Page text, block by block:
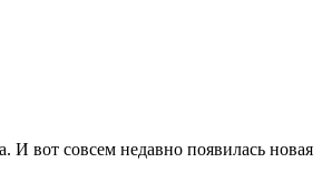
И вот совсем недавно появилась новая